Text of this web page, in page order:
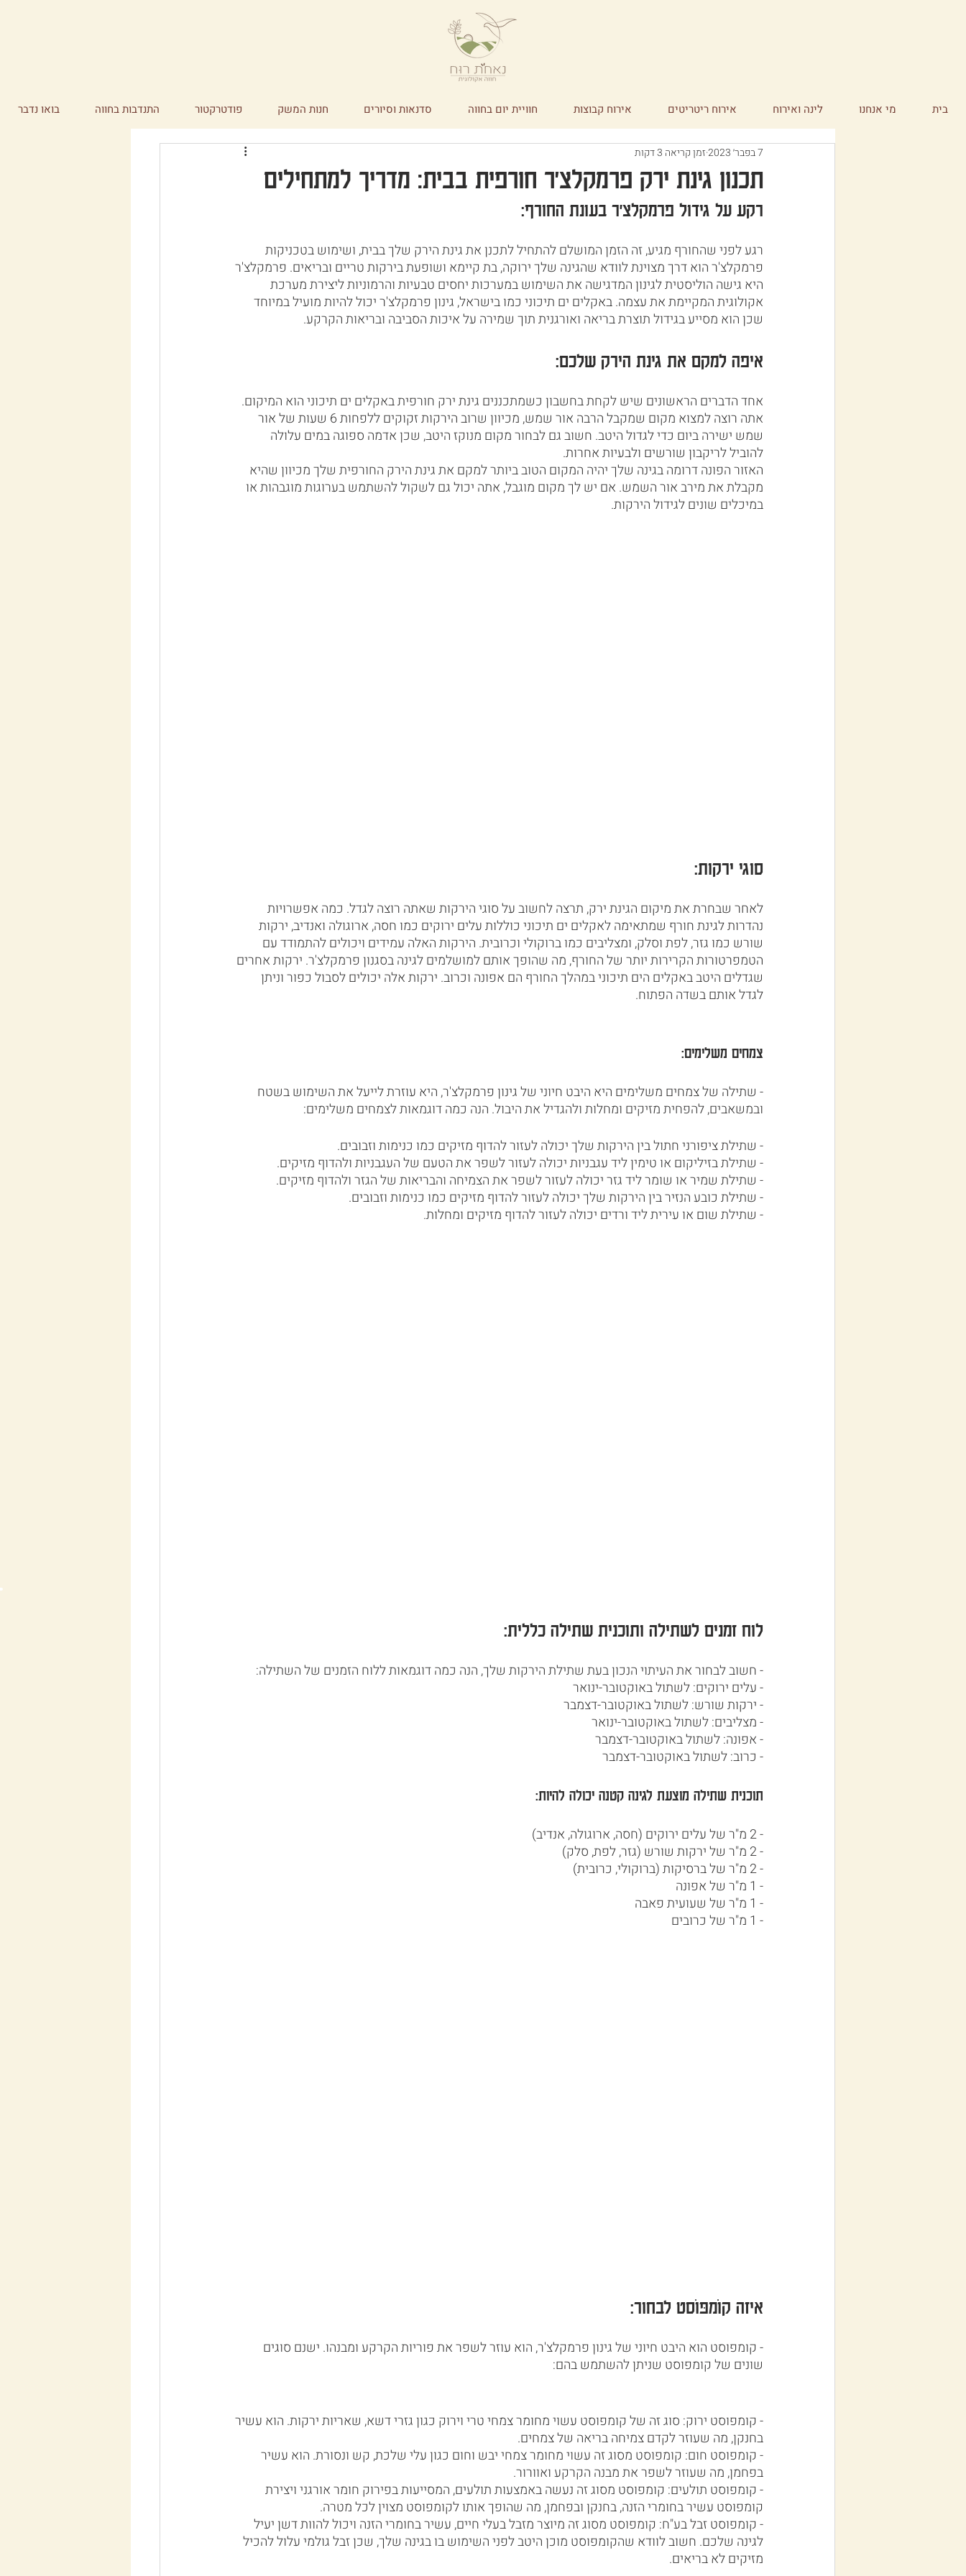
בית מי אנחנו לינה ואירוח אירוח ריטריטים אירוח קבוצות חוויית יום בחווה סדנאות וסיורים חנות המשק פודטרקטור התנדבות בחווה בואו נדבר
תכנון גינת ירק פרמקלצ'ר חורפית בבית: מדריך למתחילים
7 בפבר׳ 2023 זמן קריאה 3 דקות
רקע על גידול פרמקלצ'ר בעונת החורף:
רגע לפני שהחורף מגיע, זה הזמן המושלם להתחיל לתכנן את גינת הירק שלך בבית, ושימוש בטכניקות
פרמקלצ'ר הוא דרך מצוינת לוודא שהגינה שלך ירוקה, בת קיימא ושופעת בירקות טריים ובריאים. פרמקלצ'ר
היא גישה הוליסטית לגינון המדגישה את השימוש במערכות יחסים טבעיות והרמוניות ליצירת מערכת
אקולוגית המקיימת את עצמה. באקלים ים תיכוני כמו בישראל, גינון פרמקלצ'ר יכול להיות מועיל במיוחד
שכן הוא מסייע בגידול תוצרת בריאה ואורגנית תוך שמירה על איכות הסביבה ובריאות הקרקע.
איפה למקם את גינת הירק שלכם:
אחד הדברים הראשונים שיש לקחת בחשבון כשמתכננים גינת ירק חורפית באקלים ים תיכוני הוא המיקום.
אתה רוצה למצוא מקום שמקבל הרבה אור שמש, מכיוון שרוב הירקות זקוקים ללפחות 6 שעות של אור
שמש ישירה ביום כדי לגדול היטב. חשוב גם לבחור מקום מנוקז היטב, שכן אדמה ספוגה במים עלולה
להוביל לריקבון שורשים ולבעיות אחרות.
האזור הפונה דרומה בגינה שלך יהיה המקום הטוב ביותר למקם את גינת הירק החורפית שלך מכיוון שהיא
מקבלת את מירב אור השמש. אם יש לך מקום מוגבל, אתה יכול גם לשקול להשתמש בערוגות מוגבהות או
במיכלים שונים לגידול הירקות.
סוגי ירקות:
לאחר שבחרת את מיקום הגינת ירק, תרצה לחשוב על סוגי הירקות שאתה רוצה לגדל. כמה אפשרויות
נהדרות לגינת חורף שמתאימה לאקלים ים תיכוני כוללות עלים ירוקים כמו חסה, ארוגולה ואנדיב, ירקות
שורש כמו גזר, לפת וסלק, ומצליבים כמו ברוקולי וכרובית. הירקות האלה עמידים ויכולים להתמודד עם
הטמפרטורות הקרירות יותר של החורף, מה שהופך אותם למושלמים לגינה בסגנון פרמקלצ'ר. ירקות אחרים
שגדלים היטב באקלים הים תיכוני במהלך החורף הם אפונה וכרוב. ירקות אלה יכולים לסבול כפור וניתן
לגדל אותם בשדה הפתוח.
צמחים משלימים:
- שתילה של צמחים משלימים היא היבט חיוני של גינון פרמקלצ'ר, היא עוזרת לייעל את השימוש בשטח
ובמשאבים, להפחית מזיקים ומחלות ולהגדיל את היבול. הנה כמה דוגמאות לצמחים משלימים:
- שתילת ציפורני חתול בין הירקות שלך יכולה לעזור להדוף מזיקים כמו כנימות וזבובים.
- שתילת בזיליקום או טימין ליד עגבניות יכולה לעזור לשפר את הטעם של העגבניות ולהדוף מזיקים.
- שתילת שמיר או שומר ליד גזר יכולה לעזור לשפר את הצמיחה והבריאות של הגזר ולהדוף מזיקים.
- שתילת כובע הנזיר בין הירקות שלך יכולה לעזור להדוף מזיקים כמו כנימות וזבובים.
- שתילת שום או עירית ליד ורדים יכולה לעזור להדוף מזיקים ומחלות.
לוח זמנים לשתילה ותוכנית שתילה כללית:
- חשוב לבחור את העיתוי הנכון בעת שתילת הירקות שלך, הנה כמה דוגמאות ללוח הזמנים של השתילה:
- עלים ירוקים: לשתול באוקטובר-ינואר
- ירקות שורש: לשתול באוקטובר-דצמבר
- מצליבים: לשתול באוקטובר-ינואר
- אפונה: לשתול באוקטובר-דצמבר
- כרוב: לשתול באוקטובר-דצמבר
תוכנית שתילה מוצעת לגינה קטנה יכולה להיות:
- 2 מ"ר של עלים ירוקים (חסה, ארוגולה, אנדיב)
- 2 מ"ר של ירקות שורש (גזר, לפת, סלק)
- 2 מ"ר של ברסיקות (ברוקולי, כרובית)
- 1 מ"ר של אפונה
- 1 מ"ר של שעועית פאבה
- 1 מ"ר של כרובים
איזה קוֹמפּוֹסט לבחור:
- קומפוסט הוא היבט חיוני של גינון פרמקלצ'ר, הוא עוזר לשפר את פוריות הקרקע ומבנהו. ישנם סוגים
שונים של קומפוסט שניתן להשתמש בהם:
- קומפוסט ירוק: סוג זה של קומפוסט עשוי מחומר צמחי טרי וירוק כגון גזרי דשא, שאריות ירקות. הוא עשיר
בחנקן, מה שעוזר לקדם צמיחה בריאה של צמחים.
- קומפוסט חום: קומפוסט מסוג זה עשוי מחומר צמחי יבש וחום כגון עלי שלכת, קש ונסורת. הוא עשיר
בפחמן, מה שעוזר לשפר את מבנה הקרקע ואוורור.
- קומפוסט תולעים: קומפוסט מסוג זה נעשה באמצעות תולעים, המסייעות בפירוק חומר אורגני ויצירת
קומפוסט עשיר בחומרי הזנה, בחנקן ובפחמן, מה שהופך אותו לקומפוסט מצוין לכל מטרה.
- קומפוסט זבל בע"ח: קומפוסט מסוג זה מיוצר מזבל בעלי חיים, עשיר בחומרי הזנה ויכול להוות דשן יעיל
לגינה שלכם. חשוב לוודא שהקומפוסט מוכן היטב לפני השימוש בו בגינה שלך, שכן זבל גולמי עלול להכיל
מזיקים לא בריאים.